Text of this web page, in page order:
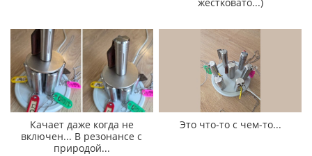
Качает даже когда не
включен... В резонансе с
природой...
Это что-то с чем-то...